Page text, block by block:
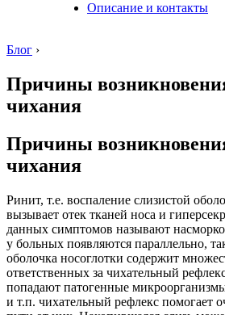
Описание и контакты
Блог ›
Причины
чихания
Причины
чихания
Ринит, т.е. воспаление слизистой
вызывает отек тканей носа и
данных симптомов называют
у больных появляются параллельно,
оболочка носоглотки содержит
ответственных за чихательный
попадают патогенные
и т.п. чихательный рефлекс помогает